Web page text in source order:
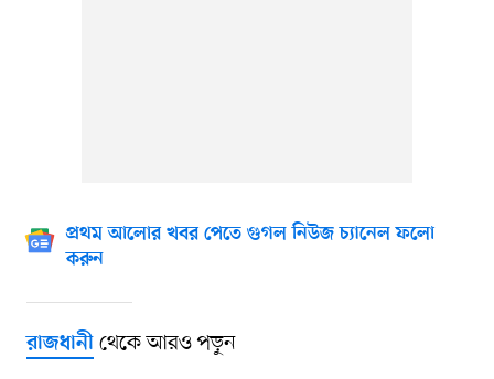
প্রথম আলোর খবর পেতে গুগল নিউজ চ্যানেল ফলো
করুন
রাজধানীথেকে আরও পড়ুন